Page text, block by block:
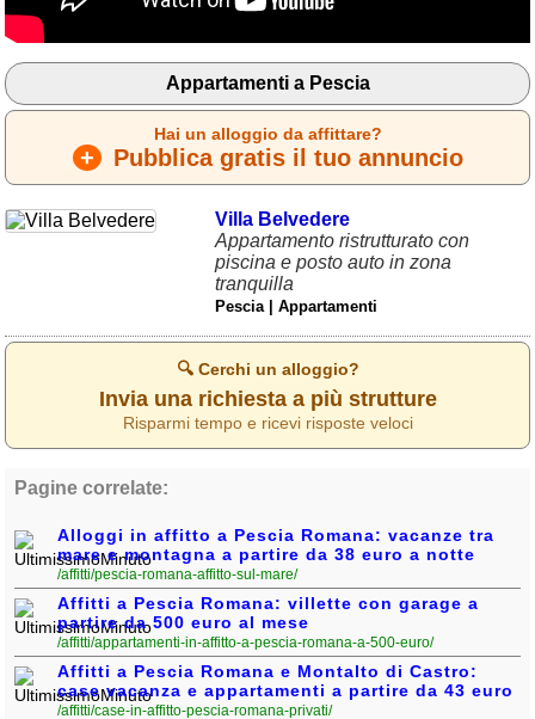
Appartamenti a Pescia
Hai un alloggio da affittare?
+ Pubblica gratis il tuo annuncio
Villa Belvedere
Appartamento ristrutturato con
piscina e posto auto in zona
tranquilla
Pescia | Appartamenti
🔍 Cerchi un alloggio?
Invia una richiesta a più strutture
Risparmi tempo e ricevi risposte veloci
Pagine correlate:
Alloggi in affitto a Pescia Romana: vacanze tra
mare e montagna a partire da 38 euro a notte
/affitti/pescia-romana-affitto-sul-mare/
Affitti a Pescia Romana: villette con garage a
partire da 500 euro al mese
/affitti/appartamenti-in-affitto-a-pescia-romana-a-500-euro/
Affitti a Pescia Romana e Montalto di Castro:
case vacanza e appartamenti a partire da 43 euro
/affitti/case-in-affitto-pescia-romana-privati/
Liguria
Lombardia(178)
Marche(244)
Molise(38)
Piemonte(117)
Puglia(786)
Trentino - Alto Adige
Valle d'Aosta(28)
Veneto(179)